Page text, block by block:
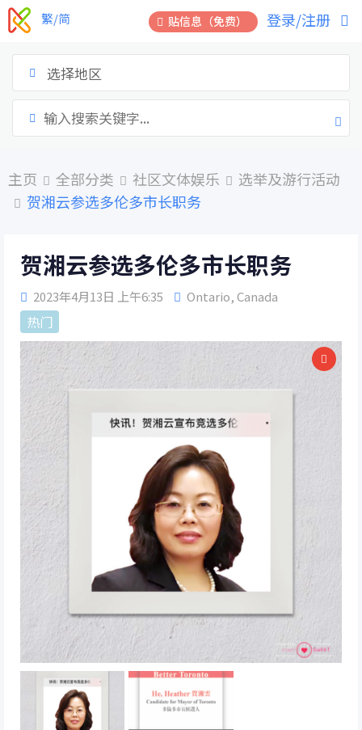
跳
到
贴信息（免费） 登录/注册
繁/简
选择地区
主页 全部分类 社区文体娱乐
选举及游行活动
贺湘云参选多伦多市长职务
贺湘云参选多伦多市长职务
2023年4月13日 上午6:35 Ontario,Canada
热门